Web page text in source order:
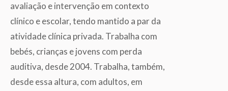
avaliação e intervenção em contexto
clínico e escolar, tendo mantido a par da
atividade clínica privada. Trabalha com
bebés, crianças e jovens com perda
auditiva, desde 2004. Trabalha, também,
desde essa altura, com adultos, em